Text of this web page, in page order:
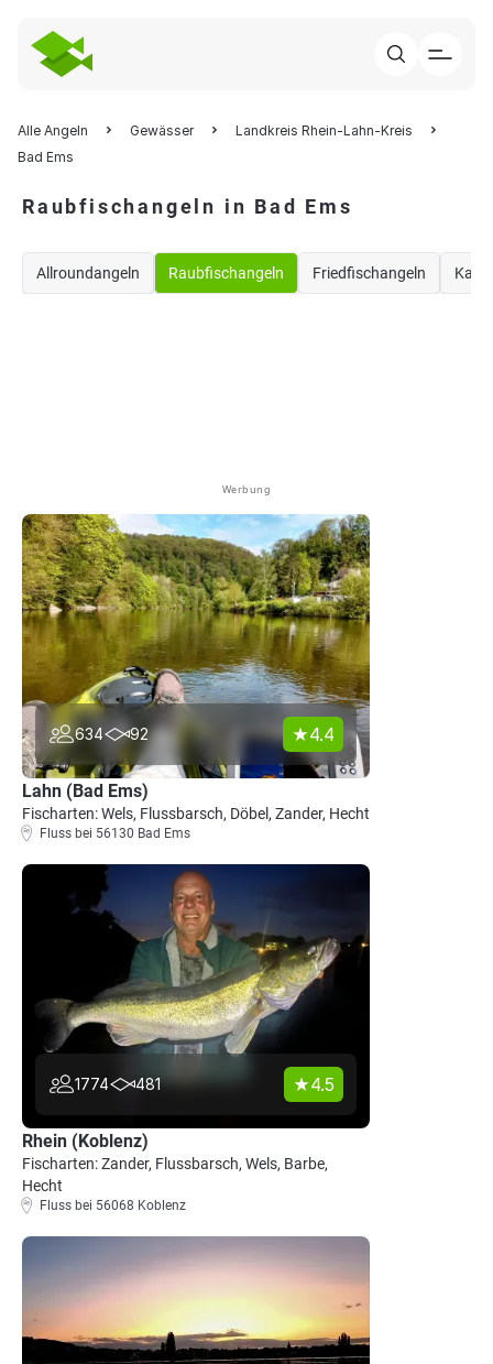
Alle Angeln Gewässer
Landkreis Rhein-Lahn-Kreis
Bad Ems
Raubfischangeln in Bad Ems
Allroundangeln Raubfischangeln Friedfischangeln
Werbung
634 92 4.4
Lahn (Bad Ems)
Fischarten: Wels, Flussbarsch, Döbel, Zander, Hecht
Fluss bei 56130 Bad Ems
1774 481 4.5
Rhein (Koblenz)
Fischarten: Zander, Flussbarsch, Wels, Barbe,
Hecht
Fluss bei 56068 Koblenz